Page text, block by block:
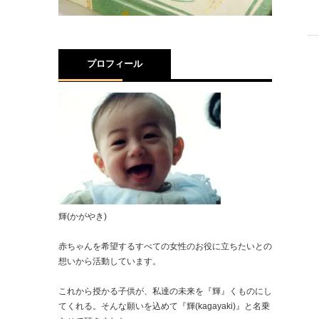
プロフィール
輝(かがやき)
赤ちゃんを希望するすべての女性のお役に立ちたいとの
想いから活動しています。
これから授かる子供が、私達の未来を『輝』くものにし
てくれる。そんな願いを込めて『輝(kagayaki)』と名乗